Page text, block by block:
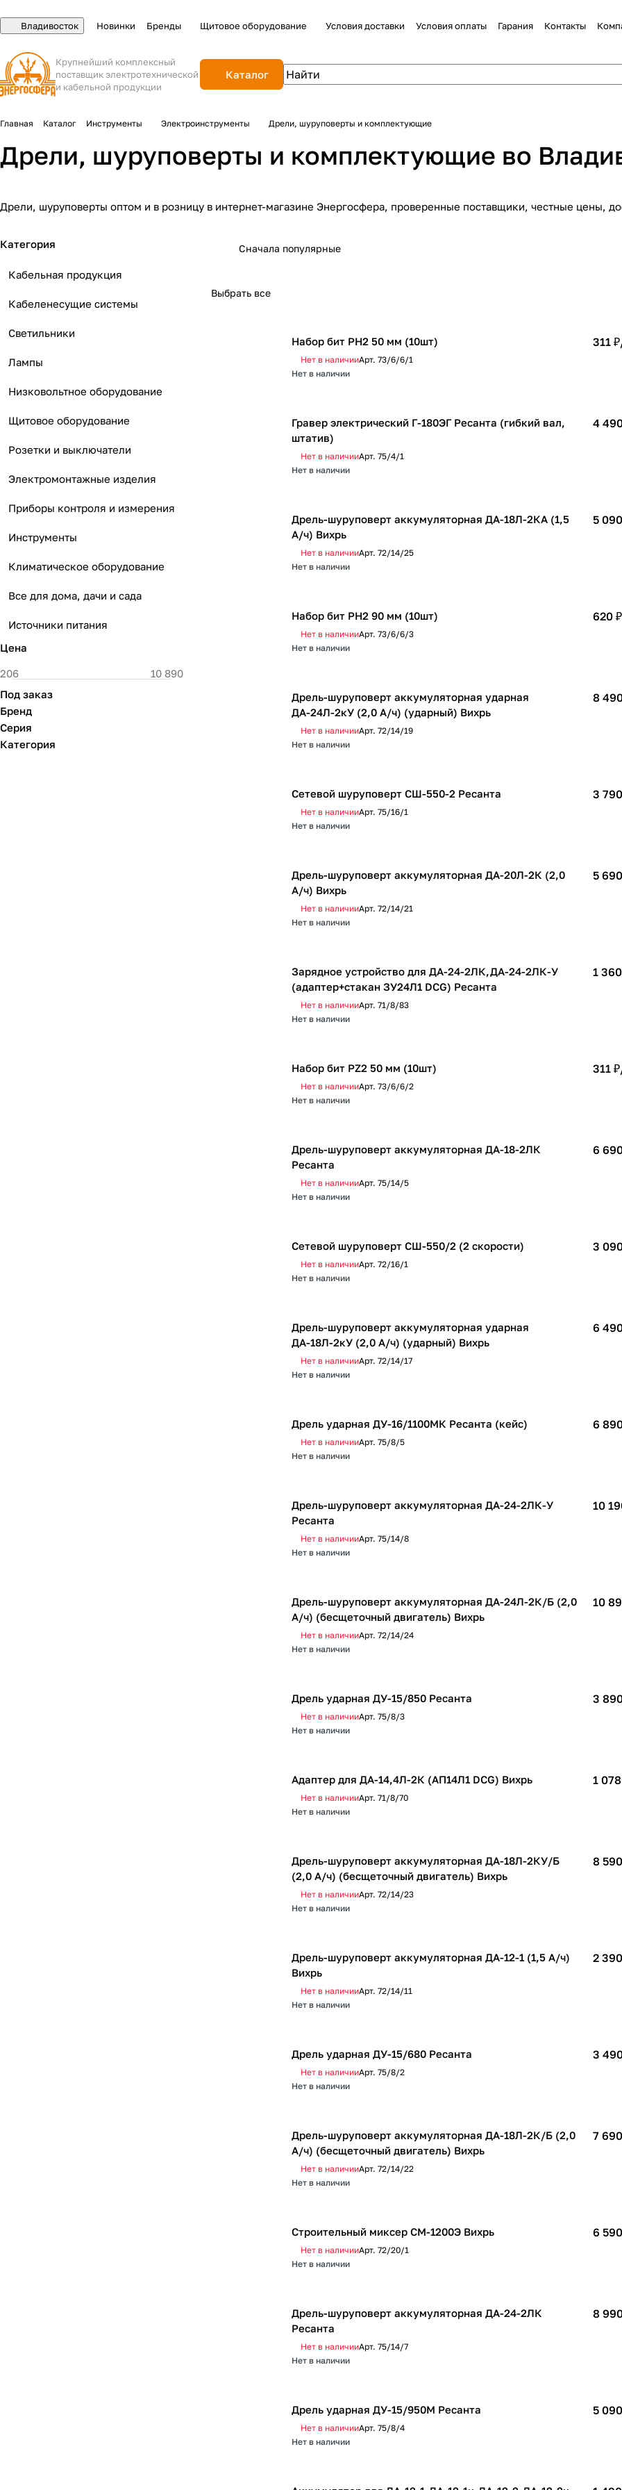
Владивосток Новинки Бренды Щитовое оборудование Условия доставки Условия оплаты Гарания Контакты
Крупнейший комплексный
поставщик электротехнической
и кабельной продукции
Каталог
Главная Каталог Инструменты Электроинструменты Дрели, шуруповерты и комплектующие
Дрели, шуруповерты и комплектующие во
Дрели, шуруповерты оптом и в розницу в интернет-магазине Энергосфера, проверенные поставщики, честные цены,
Сначала популярные
Выбрать все
Набор бит PH2 50 мм (10шт)
Нет в наличииАрт. 73/6/6/1
Нет в наличии
311
Гравер электрический Г-180ЭГ Ресанта (гибкий вал,
штатив)
Нет в наличииАрт. 75/4/1
Нет в наличии
4
Дрель-шуруповерт аккумуляторная ДА-18Л-2КА (1,5
А/ч) Вихрь
Нет в наличииАрт. 72/14/25
Нет в наличии
5
Набор бит PH2 90 мм (10шт)
Нет в наличииАрт. 73/6/6/3
Нет в наличии
620
Дрель-шуруповерт аккумуляторная ударная
ДА-24Л-2кУ (2,0 А/ч) (ударный) Вихрь
Нет в наличииАрт. 72/14/19
Нет в наличии
8
Сетевой шуруповерт СШ-550-2 Ресанта
Нет в наличииАрт. 75/16/1
Нет в наличии
3
Дрель-шуруповерт аккумуляторная ДА-20Л-2К (2,0
А/ч) Вихрь
Нет в наличииАрт. 72/14/21
Нет в наличии
5
Зарядное устройство для ДА-24-2ЛК,ДА-24-2ЛК-У
(адаптер+стакан ЗУ24Л1 DCG) Ресанта
Нет в наличииАрт. 71/8/83
Нет в наличии
1
Набор бит PZ2 50 мм (10шт)
Нет в наличииАрт. 73/6/6/2
Нет в наличии
311
Дрель-шуруповерт аккумуляторная ДА-18-2ЛК
Ресанта
Нет в наличииАрт. 75/14/5
Нет в наличии
6
Сетевой шуруповерт СШ-550/2 (2 скорости)
Нет в наличииАрт. 72/16/1
Нет в наличии
3
Дрель-шуруповерт аккумуляторная ударная
ДА-18Л-2кУ (2,0 А/ч) (ударный) Вихрь
Нет в наличииАрт. 72/14/17
Нет в наличии
6
Дрель ударная ДУ-16/1100МК Ресанта (кейс)
Нет в наличииАрт. 75/8/5
Нет в наличии
6
Дрель-шуруповерт аккумуляторная ДА-24-2ЛК-У
Ресанта
Нет в наличииАрт. 75/14/8
Нет в наличии
10
Дрель-шуруповерт аккумуляторная ДА-24Л-2К/Б (2,0
А/ч) (бесщеточный двигатель) Вихрь
Нет в наличииАрт. 72/14/24
Нет в наличии
10
Дрель ударная ДУ-15/850 Ресанта
Нет в наличииАрт. 75/8/3
Нет в наличии
3
Адаптер для ДА-14,4Л-2К (АП14Л1 DCG) Вихрь
Нет в наличииАрт. 71/8/70
Нет в наличии
1
Дрель-шуруповерт аккумуляторная ДА-18Л-2КУ/Б
(2,0 А/ч) (бесщеточный двигатель) Вихрь
Нет в наличииАрт. 72/14/23
Нет в наличии
8
Дрель-шуруповерт аккумуляторная ДА-12-1 (1,5 А/ч)
Вихрь
Нет в наличииАрт. 72/14/11
Нет в наличии
2
Дрель ударная ДУ-15/680 Ресанта
Нет в наличииАрт. 75/8/2
Нет в наличии
3
Дрель-шуруповерт аккумуляторная ДА-18Л-2К/Б (2,0
А/ч) (бесщеточный двигатель) Вихрь
Нет в наличииАрт. 72/14/22
Нет в наличии
7
Строительный миксер СМ-1200Э Вихрь
Нет в наличииАрт. 72/20/1
Нет в наличии
6
Дрель-шуруповерт аккумуляторная ДА-24-2ЛК
Ресанта
Нет в наличииАрт. 75/14/7
Нет в наличии
8
Дрель ударная ДУ-15/950М Ресанта
Нет в наличииАрт. 75/8/4
Нет в наличии
5
Категория
Кабельная продукция
Кабеленесущие системы
Светильники
Лампы
Низковольтное оборудование
Щитовое оборудование
Розетки и выключатели
Электромонтажные изделия
Приборы контроля и измерения
Инструменты
Климатическое оборудование
Все для дома, дачи и сада
Источники питания
Цена
Под заказ
Бренд
Серия
Категория